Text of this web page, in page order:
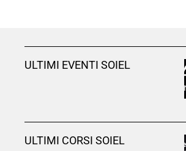
ULTIMI EVENTI SOIEL
ULTIMI CORSI SOIEL